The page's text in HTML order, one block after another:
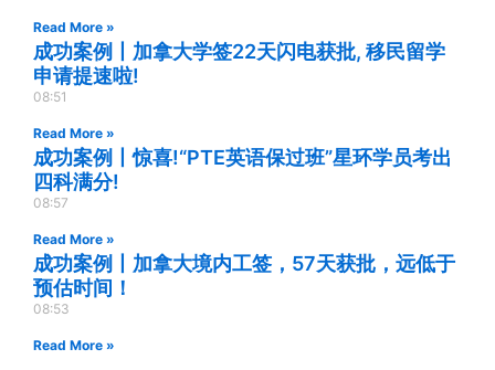
Read More »
成功案例丨加拿大学签22天闪电获批, 移民留学
申请提速啦!
08:51
Read More »
成功案例丨惊喜!“PTE英语保过班”星环学员考出
四科满分!
08:57
Read More »
成功案例丨加拿大境内工签，57天获批，远低于
预估时间！
08:53
Read More »